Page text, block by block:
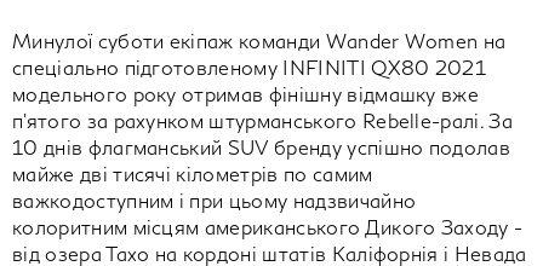
Минулої суботи екіпаж команди Wander Women на
спеціально підготовленому INFINITI QX80 2021
модельного року отримав фінішну відмашку вже
п'ятого за рахунком штурманського Rebelle-ралі. За
10 днів флагманський SUV бренду успішно подолав
майже дві тисячі кілометрів по самим
важкодоступним і при цьому надзвичайно
колоритним місцям американського Дикого Заходу -
від озера Тахо на кордоні штатів Каліфорнія і Невада